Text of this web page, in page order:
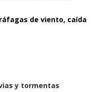
de viento, caída
y tormentas